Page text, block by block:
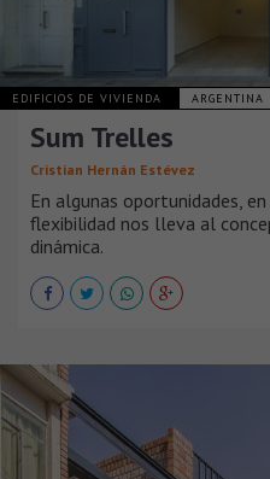
EDIFICIOS DE VIVIENDA ARGENTINA
Sum Trelles
Cristian Hernán Estévez
En algunas oportunidades,
flexibilidad nos lleva al
dinámica.